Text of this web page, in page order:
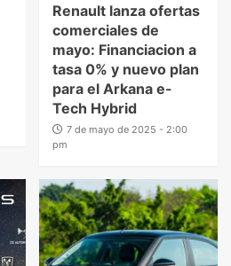
Renault lanza ofertas
comerciales de
mayo: Financiacion a
tasa 0% y nuevo plan
para el Arkana e-
Tech Hybrid
7 de mayo de 2025 - 2:00
pm